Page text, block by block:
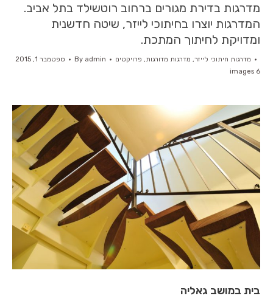
מדרגות בדירת מגורים ברחוב רוטשילד בתל אביב.
המדרגות יוצרו בחיתוכי לייזר, שיטה חדשנית
ומדויקת לחיתוך המתכת.
מדרגות חיתוכי לייזר, מדרגות מדורגות, פרויקטים By admin
ספטמבר 1, 2015
6 images
בית במושב גאליה